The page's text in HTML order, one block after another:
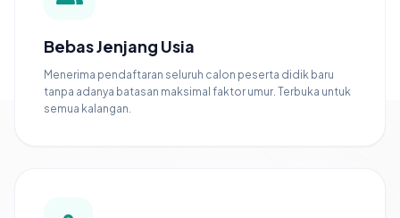
Bebas Jenjang Usia
Menerima pendaftaran seluruh calon peserta didik baru
tanpa adanya batasan maksimal faktor umur. Terbuka untuk
semua kalangan.